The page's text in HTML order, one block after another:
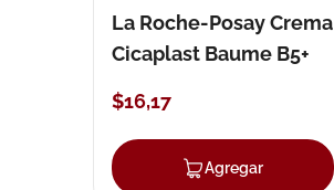
La Roche-Posay Crema
Cicaplast Baume B5+
$16,17
Agregar